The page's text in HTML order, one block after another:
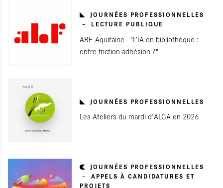
JOURNÉES PROFESSIONNELLES
LECTURE PUBLIQUE
ABF-Aquitaine - "L’IA en bibliothèque :
entre friction-adhésion ?"
JOURNÉES PROFESSIONNELLES
Les Ateliers du mardi d'ALCA en 2026
JOURNÉES PROFESSIONNELLES
APPELS À CANDIDATURES ET
PROJETS